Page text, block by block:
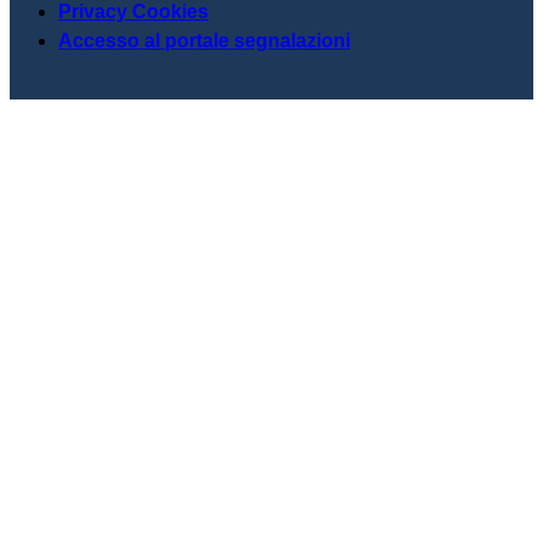
Privacy Cookies
Accesso al portale segnalazioni